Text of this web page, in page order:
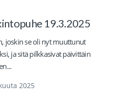
19.3.2025
joskin se oli nyt muuttunut
ja sitä pilkkasivat päivittäin
2025